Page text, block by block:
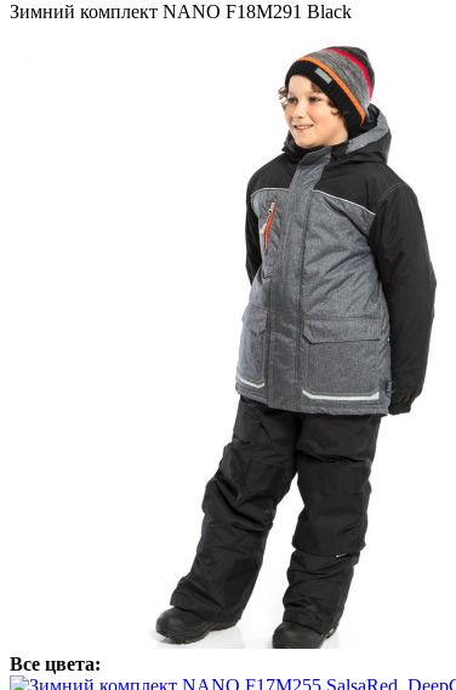
Зимний комплект NANO F18M291 Black
Все цвета: